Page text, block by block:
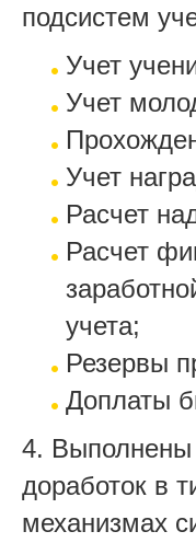
подсистем
Учет
Учет
Учет
Расчет
Расчет
учета;
Резервы
Доплаты
4. Выполнены
доработок в
механизмах